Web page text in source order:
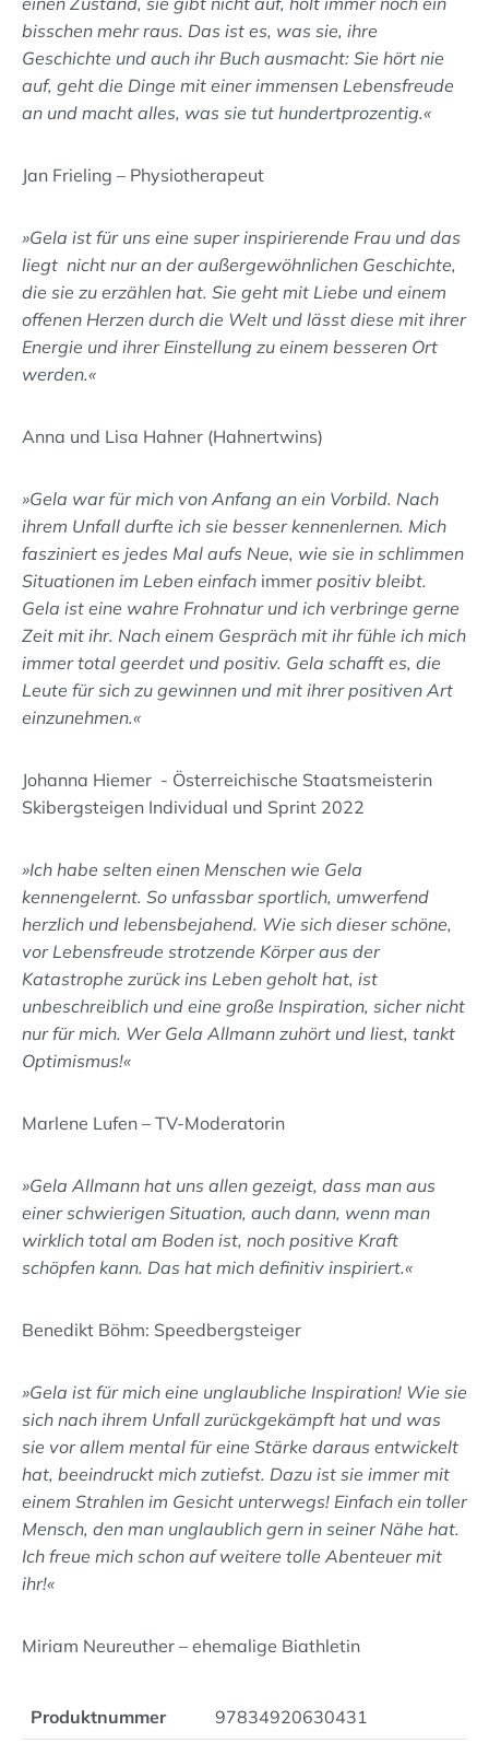
bisschen mehr raus. Das ist es, was sie, ihre
Geschichte und auch ihr Buch ausmacht: Sie hört nie
auf, geht die Dinge mit einer immensen Lebensfreude
an und macht alles, was sie tut hundertprozentig.«
Jan Frieling – Physiotherapeut
»Gela ist für uns eine super inspirierende Frau und das
liegt nicht nur an der außergewöhnlichen Geschichte,
die sie zu erzählen hat. Sie geht mit Liebe und einem
offenen Herzen durch die Welt und lässt diese mit ihrer
Energie und ihrer Einstellung zu einem besseren Ort
werden.«
Anna und Lisa Hahner (Hahnertwins)
»Gela war für mich von Anfang an ein Vorbild. Nach
ihrem Unfall durfte ich sie besser kennenlernen. Mich
fasziniert es jedes Mal aufs Neue, wie sie in schlimmen
Situationen im Leben einfach immer positiv bleibt.
Gela ist eine wahre Frohnatur und ich verbringe gerne
Zeit mit ihr. Nach einem Gespräch mit ihr fühle ich mich
immer total geerdet und positiv. Gela schafft es, die
Leute für sich zu gewinnen und mit ihrer positiven Art
einzunehmen.«
Johanna Hiemer - Österreichische Staatsmeisterin
Skibergsteigen Individual und Sprint 2022
»Ich habe selten einen Menschen wie Gela
kennengelernt. So unfassbar sportlich, umwerfend
herzlich und lebensbejahend. Wie sich dieser schöne,
vor Lebensfreude strotzende Körper aus der
Katastrophe zurück ins Leben geholt hat, ist
unbeschreiblich und eine große Inspiration, sicher nicht
nur für mich. Wer Gela Allmann zuhört und liest, tankt
Optimismus!«
Marlene Lufen – TV-Moderatorin
»Gela Allmann hat uns allen gezeigt, dass man aus
einer schwierigen Situation, auch dann, wenn man
wirklich total am Boden ist, noch positive Kraft
schöpfen kann. Das hat mich definitiv inspiriert.«
Benedikt Böhm: Speedbergsteiger
»Gela ist für mich eine unglaubliche Inspiration! Wie sie
sich nach ihrem Unfall zurückgekämpft hat und was
sie vor allem mental für eine Stärke daraus entwickelt
hat, beeindruckt mich zutiefst. Dazu ist sie immer mit
einem Strahlen im Gesicht unterwegs! Einfach ein toller
Mensch, den man unglaublich gern in seiner Nähe hat.
Ich freue mich schon auf weitere tolle Abenteuer mit
ihr!«
Miriam Neureuther – ehemalige Biathletin
Produktnummer 97834920630431